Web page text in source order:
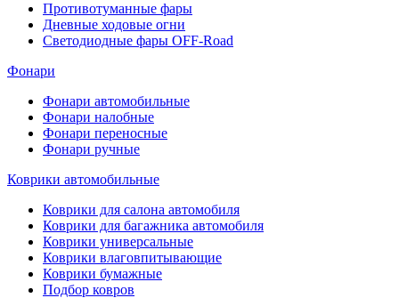
Противотуманные фары
Дневные ходовые огни
Светодиодные фары OFF-Road
Фонари
Фонари автомобильные
Фонари налобные
Фонари переносные
Фонари ручные
Коврики автомобильные
Коврики для салона автомобиля
Коврики для багажника автомобиля
Коврики универсальные
Коврики влаговпитывающие
Коврики бумажные
Подбор ковров